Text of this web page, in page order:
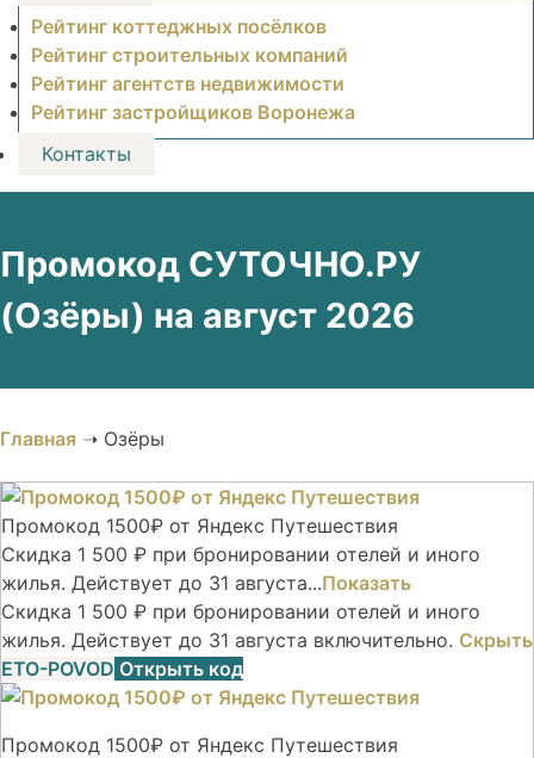
Рейтинг коттеджных посёлков
Рейтинг строительных компаний
Рейтинг агентств недвижимости
Рейтинг застройщиков Воронежа
Контакты
Промокод СУТОЧНО.РУ
(Озёры) на август 2026
Главная ➝ Озёры
Промокод 1500₽ от Яндекс Путешествия
Скидка 1 500 ₽ при бронировании отелей и иного
жилья. Действует до 31 августа...Показать
Скидка 1 500 ₽ при бронировании отелей и иного
жилья. Действует до 31 августа включительно. Скрыть
ETO-POVOD Открыть код
Промокод 1500₽ от Яндекс Путешествия